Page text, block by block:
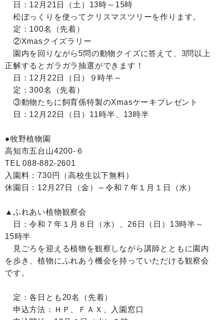
日：12月21日（土）13時～15時
松ぼっくりを使ってクリスマスツリーを作ります。
定：100名（先着）
②Xmasクイズラリー
園内を回りながら5問の動物クイズに答えて、3問以上
正解するとガラガラ抽選ができます！
日：12月22日（日）９時半～
定：300名（先着）
③動物たちに飼育係特製のXmasケーキプレゼント
日：12月22日（日）11時半、13時半
●牧野植物園
高知市五台山4200-６
TEL 088-882-2601
入園料：730円（高校生以下無料）
休園日：12月27日（金）～令和７年１月１日（水）
▲ふれあい植物観察会
日：令和７年１月８日（水）、26日（日）13時半～
15時半
見ごろを迎える植物を観察しながら講師とともに園内
を歩き、植物にふれあう機会を持っていただける観察会
です。
定：各日とも20名（先着）
申込方法：ＨＰ、ＦＡＸ、入園窓口